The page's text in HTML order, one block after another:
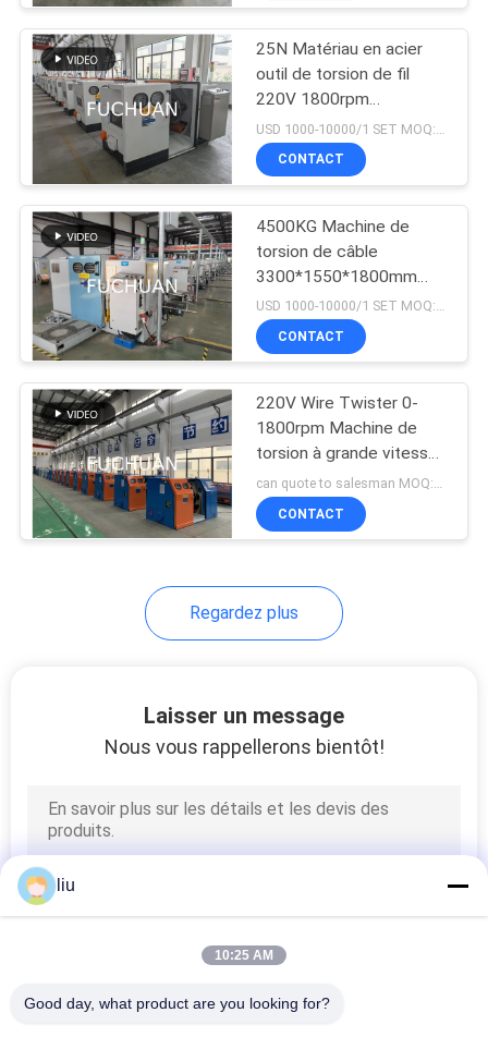
machine extrudeuse
de fil
70
machine d'extrusion
PVC
machine à simple
machine d'extrusion
de câble
25N Matériau en acier
outil de torsion de fil
220V 1800rpm
gauche/droite
CONTACT
4500KG Machine de
torsion de câble
3300*1550*1800mm
Avec 0-25N tension de
fil
USD 1000-10000/1 SET MOQ:1 série
CONTACT
220V Wire Twister 0-
1800rpm Machine de
torsion à grande vitesse
acier
can quote to salesman MOQ:Négociation
CONTACT
Regardez plus
Laisser un message
Nous vous rappellerons bientôt!
liu
10:25 AM
Good day, what product are you looking for?